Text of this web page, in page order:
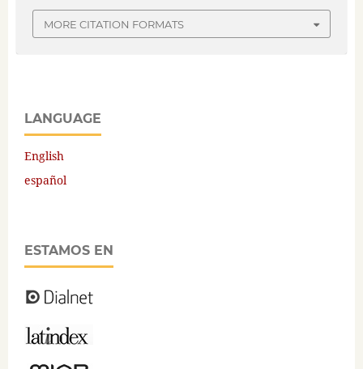
MORE CITATION FORMATS
LANGUAGE
English
español
ESTAMOS EN